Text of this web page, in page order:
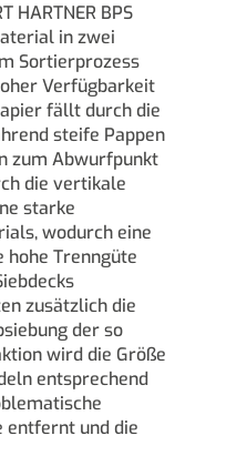
HARTNER BPS
in zwei
Sortierprozess
Verfügbarkeit
fällt durch die
steife Pappen
zum Abwurfpunkt
die vertikale
starke
wodurch eine
hohe Trenngüte
zusätzlich die
der so
wird die Größe
entsprechend
entfernt und die